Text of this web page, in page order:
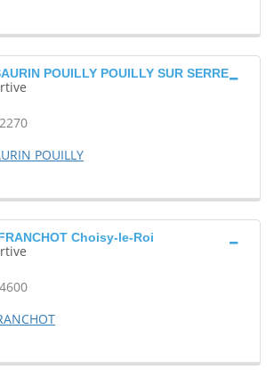
POUILLY POUILLY SUR SERRE
POUILLY
Choisy-le-Roi